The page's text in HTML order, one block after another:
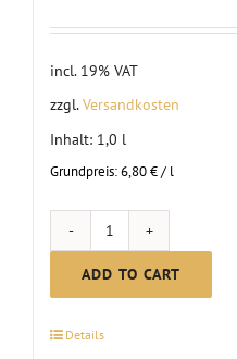
incl. 19% VAT
zzgl.Versandkosten
Inhalt: 1,0 l
Grundpreis:6,80€/ l
Non-
alcoholic
mulled
ADD TO CART
Details